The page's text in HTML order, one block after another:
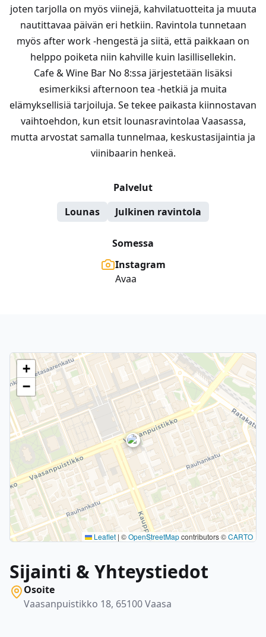
joten tarjolla on myös viinejä, kahvilatuotteita ja muuta
nautittavaa päivän eri hetkiin. Ravintola tunnetaan
myös after work -hengestä ja siitä, että paikkaan on
helppo poiketa niin kahville kuin lasillisellekin.
Cafe & Wine Bar No 8:ssa järjestetään lisäksi
esimerkiksi afternoon tea -hetkiä ja muita
elämyksellisiä tarjoiluja. Se tekee paikasta kiinnostavan
vaihtoehdon, kun etsit lounasravintolaa Vaasassa,
mutta arvostat samalla tunnelmaa, keskustasijaintia ja
viinibaarin henkeä.
Palvelut
Lounas
Julkinen ravintola
Somessa
Instagram
Avaa
+
−
Leaflet | ©OpenStreetMapcontributors ©CARTO
Sijainti & Yhteystiedot
Osoite
Vaasanpuistikko 18, 65100 Vaasa